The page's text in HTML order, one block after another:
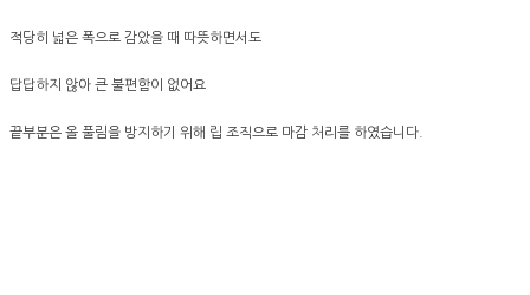
적당히 넓은 폭으로 감았을 때 따뜻하면서도
답답하지 않아 큰 불편함이 없어요
끝부분은 올 풀림을 방지하기 위해 립 조직으로 마감 처리를 하였습니다.